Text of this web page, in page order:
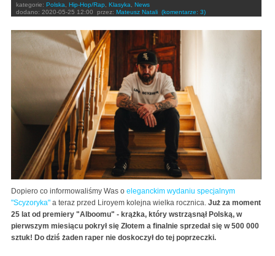
kategorie: Polska, Hip-Hop/Rap, Klasyka, News
dodano: 2020-05-25 12:00 przez: Mateusz Natali (komentarze: 3)
Dopiero co informowaliśmy Was o eleganckim wydaniu specjalnym
"Scyzoryka" a teraz przed Liroyem kolejna wielka rocznica. Już za moment
25 lat od premiery "Alboomu" - krążka, który wstrząsnął Polską, w
pierwszym miesiącu pokrył się Złotem a finalnie sprzedał się w 500 000
sztuk! Do dziś żaden raper nie doskoczył do tej poprzeczki.